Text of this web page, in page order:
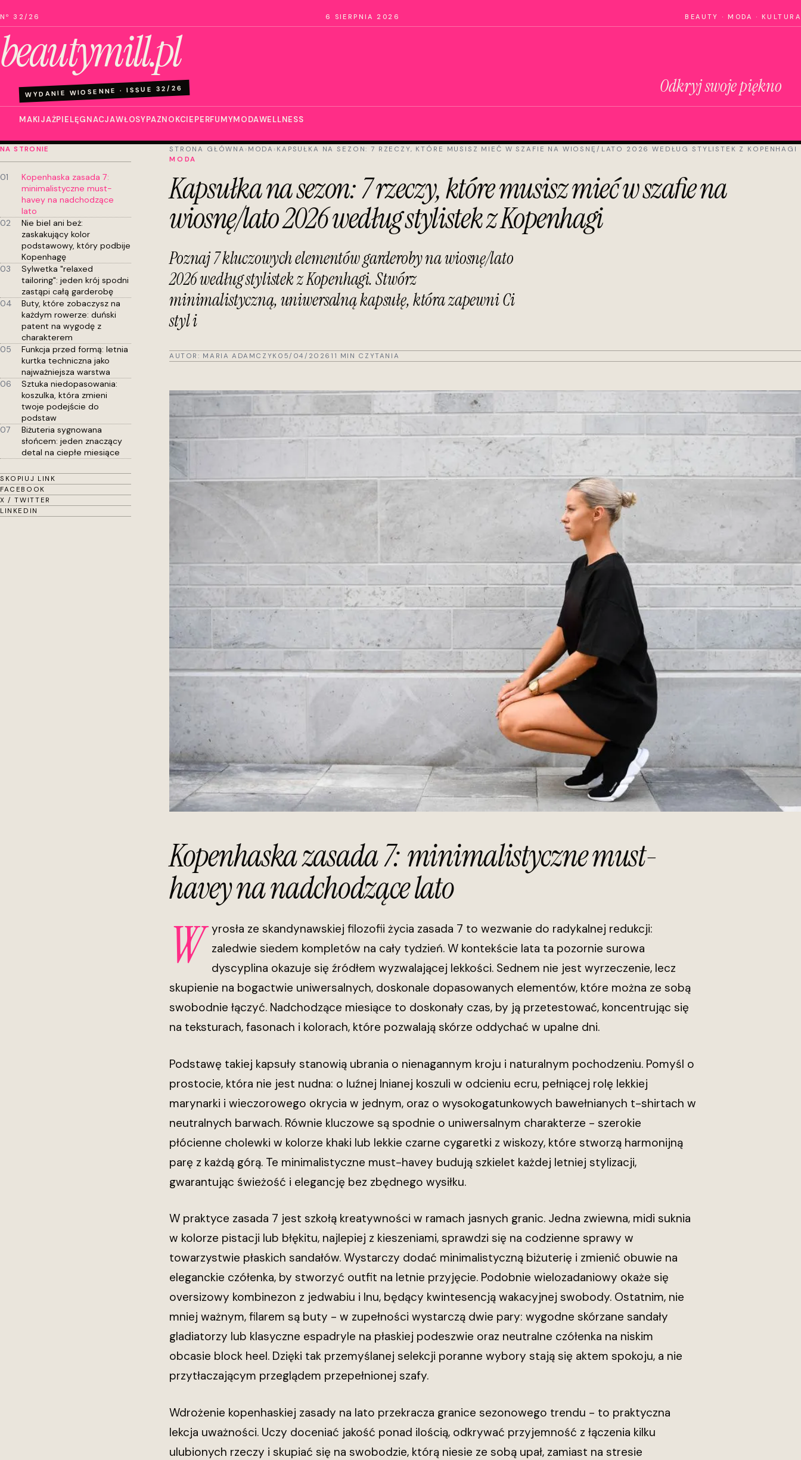
Nº 32/26 6 SIERPNIA 2026 BEAUTY · MODA · KULTURA
beautymill.pl
WYDANIE WIOSENNE · ISSUE 32/26 Odkryj swoje piękno
MAKIJAŻPIELĘGNACJAWŁOSYPAZNOKCIEPERFUMYMODAWELLNESS
NA STRONIE
01
Kopenhaska zasada 7:
minimalistyczne must-
havey na nadchodzące
lato
02
Nie biel ani beż:
zaskakujący kolor
podstawowy, który podbije
Kopenhagę
03
Sylwetka "relaxed
tailoring": jeden krój spodni
zastąpi całą garderobę
04
Buty, które zobaczysz na
każdym rowerze: duński
patent na wygodę z
charakterem
05
Funkcja przed formą: letnia
kurtka techniczna jako
najważniejsza warstwa
06
Sztuka niedopasowania:
koszulka, która zmieni
twoje podejście do
podstaw
07
Biżuteria sygnowana
słońcem: jeden znaczący
detal na ciepłe miesiące
SKOPIUJ LINK
FACEBOOK
X / TWITTER
LINKEDIN
STRONA GŁÓWNA › MODA › KAPSUŁKA NA SEZON: 7 RZECZY, KTÓRE MUSISZ MIEĆ W SZAFIE NA WIOSNĘ/LATO 2026 WEDŁUG STYLISTEK Z KOPENHAGI
MODA
Kapsułka na sezon: 7 rzeczy, które musisz mieć w szafie na
wiosnę/lato 2026 według stylistek z Kopenhagi
Poznaj 7 kluczowych elementów garderoby na wiosnę/lato
2026 według stylistek z Kopenhagi. Stwórz
minimalistyczną, uniwersalną kapsułę, która zapewni Ci
styl i
AUTOR: MARIA ADAMCZYK 05/04/2026 11 MIN CZYTANIA
Kopenhaska zasada 7: minimalistyczne must-
havey na nadchodzące lato
W
yrosła ze skandynawskiej filozofii życia zasada 7 to wezwanie do radykalnej redukcji:
zaledwie siedem kompletów na cały tydzień. W kontekście lata ta pozornie surowa
dyscyplina okazuje się źródłem wyzwalającej lekkości. Sednem nie jest wyrzeczenie, lecz
skupienie na bogactwie uniwersalnych, doskonale dopasowanych elementów, które można ze sobą
swobodnie łączyć. Nadchodzące miesiące to doskonały czas, by ją przetestować, koncentrując się
na teksturach, fasonach i kolorach, które pozwalają skórze oddychać w upalne dni.
Podstawę takiej kapsuły stanowią ubrania o nienagannym kroju i naturalnym pochodzeniu. Pomyśl o
prostocie, która nie jest nudna: o luźnej lnianej koszuli w odcieniu ecru, pełniącej rolę lekkiej
marynarki i wieczorowego okrycia w jednym, oraz o wysokogatunkowych bawełnianych t-shirtach w
neutralnych barwach. Równie kluczowe są spodnie o uniwersalnym charakterze - szerokie
płócienne cholewki w kolorze khaki lub lekkie czarne cygaretki z wiskozy, które stworzą harmonijną
parę z każdą górą. Te minimalistyczne must-havey budują szkielet każdej letniej stylizacji,
gwarantując świeżość i elegancję bez zbędnego wysiłku.
W praktyce zasada 7 jest szkołą kreatywności w ramach jasnych granic. Jedna zwiewna, midi suknia
w kolorze pistacji lub błękitu, najlepiej z kieszeniami, sprawdzi się na codzienne sprawy w
towarzystwie płaskich sandałów. Wystarczy dodać minimalistyczną biżuterię i zmienić obuwie na
eleganckie czółenka, by stworzyć outfit na letnie przyjęcie. Podobnie wielozadaniowy okaże się
oversizowy kombinezon z jedwabiu i lnu, będący kwintesencją wakacyjnej swobody. Ostatnim, nie
mniej ważnym, filarem są buty - w zupełności wystarczą dwie pary: wygodne skórzane sandały
gladiatorzy lub klasyczne espadryle na płaskiej podeszwie oraz neutralne czółenka na niskim
obcasie block heel. Dzięki tak przemyślanej selekcji poranne wybory stają się aktem spokoju, a nie
przytłaczającym przeglądem przepełnionej szafy.
Wdrożenie kopenhaskiej zasady na lato przekracza granice sezonowego trendu - to praktyczna
lekcja uważności. Uczy doceniać jakość ponad ilością, odkrywać przyjemność z łączenia kilku
ulubionych rzeczy i skupiać się na swobodzie, którą niesie ze sobą upał, zamiast na stresie